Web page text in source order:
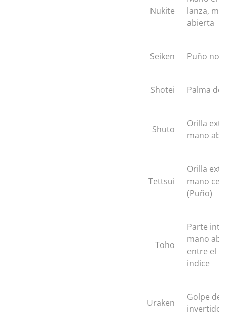
Nukite
lanza,
abierta
Seiken Puño
Shotei Palma de
Shuto
Orilla
mano
Tettsui
Orilla
mano
(Puño)
Toho
Parte
mano
entre el
indice
Uraken
Golpe de
invertido